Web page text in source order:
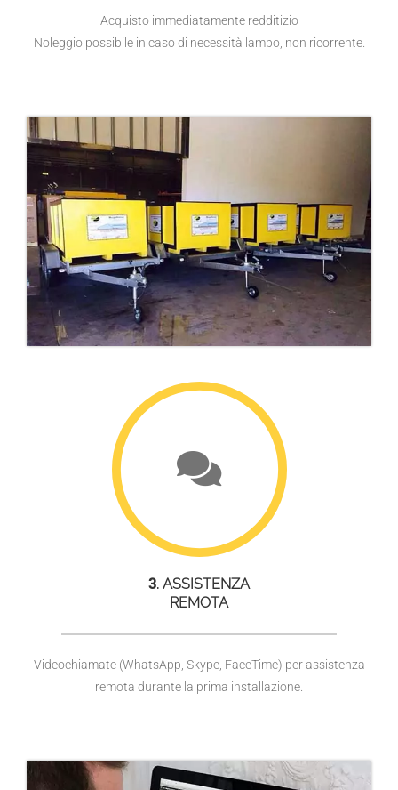
Acquisto immediatamente redditizio
Noleggio possibile in caso di necessità lampo, non ricorrente.
3. ASSISTENZA
REMOTA
Videochiamate (WhatsApp, Skype, FaceTime) per assistenza
remota durante la prima installazione.